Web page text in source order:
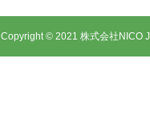
Copyright © 2021 株式会社NICO